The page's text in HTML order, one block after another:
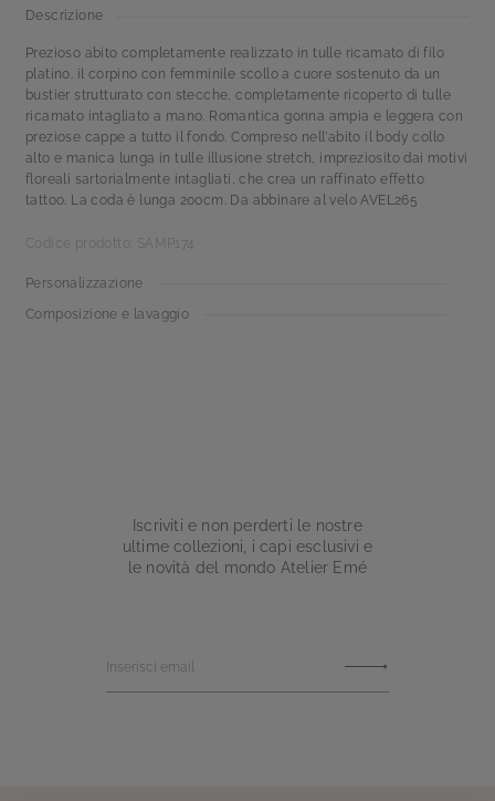
Descrizione
Prezioso abito completamente realizzato in tulle ricamato di filo
platino. il corpino con femminile scollo a cuore sostenuto da un
bustier strutturato con stecche, completamente ricoperto di tulle
ricamato intagliato a mano. Romantica gonna ampia e leggera con
preziose cappe a tutto il fondo. Compreso nell'abito il body collo
alto e manica lunga in tulle illusione stretch, impreziosito dai motivi
floreali sartorialmente intagliati, che crea un raffinato effetto
tattoo. La coda è lunga 200cm. Da abbinare al velo AVEL265
Codice prodotto: SAMP174
Personalizzazione
Composizione e lavaggio
Iscriviti e non perderti le nostre
ultime collezioni, i capi esclusivi e
le novità del mondo Atelier Emé
Inserisci email